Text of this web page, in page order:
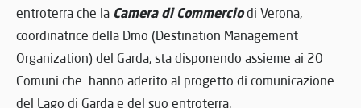
entroterra che la Camera di Commerciodi Verona,
coordinatrice della Dmo (Destination Management
Organization) del Garda, sta disponendo assieme ai 20
Comuni che hanno aderito al progetto di comunicazione
del Lago di Garda e del suo entroterra.